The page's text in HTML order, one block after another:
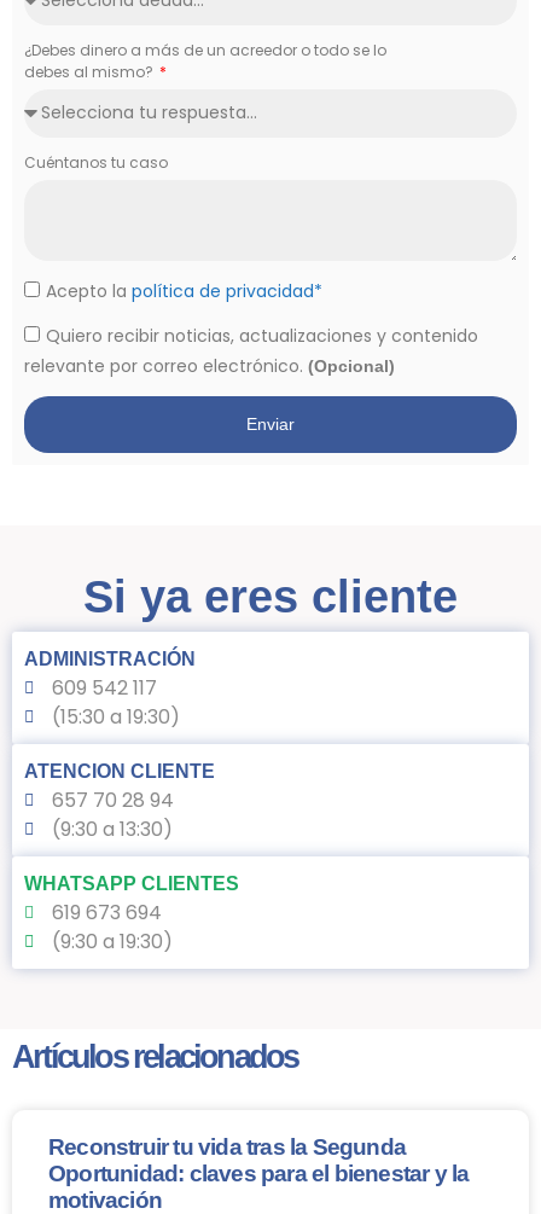
¿Debes dinero a más de un acreedor o todo se lo
debes al mismo?
Cuéntanos tu caso
Acepto la política de privacidad*
Quiero recibir noticias, actualizaciones y contenido
relevante por correo electrónico. (Opcional)
Enviar
Si ya eres cliente
ADMINISTRACIÓN
609 542 117
(15:30 a 19:30)
ATENCION CLIENTE
657 70 28 94
(9:30 a 13:30)
WHATSAPP CLIENTES
619 673 694
(9:30 a 19:30)
Artículos relacionados
Reconstruir tu vida tras la Segunda
Oportunidad: claves para el bienestar y la
motivación